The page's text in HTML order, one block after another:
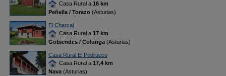
Casa Rural a 16 km
Peñella / Torazo(Asturias)
El Charcal
Casa Rural a 17 km
Gobiendes / Colunga(Asturias)
Casa Rural El Pedrueco
Casa Rural a 17,4 km
Nava(Asturias)